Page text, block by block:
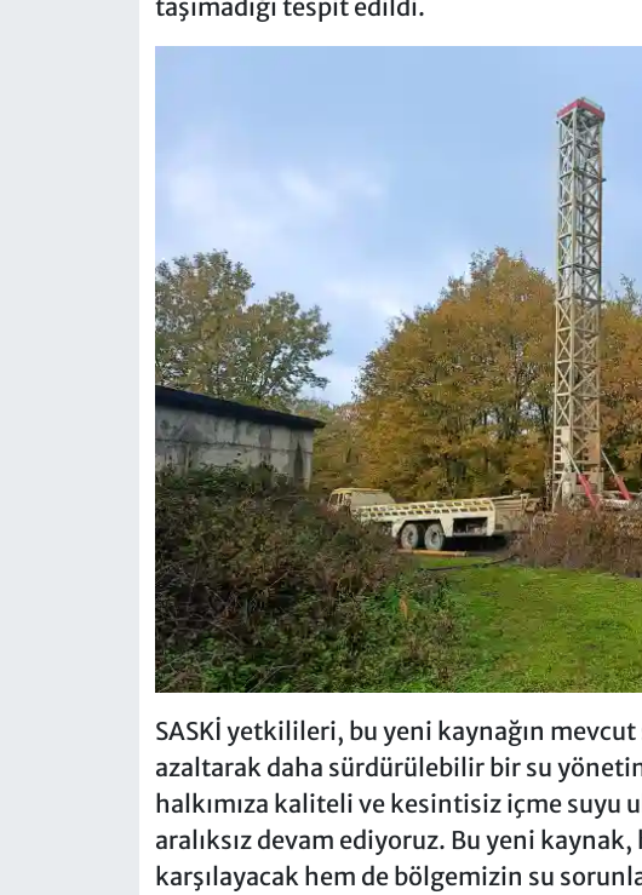
taşımadığı tespit edildi.
SASKİ yetkilileri, bu yeni kaynağın
azaltarak daha sürdürülebilir bir su
halkımıza kaliteli ve kesintisiz içme suyu
aralıksız devam ediyoruz. Bu yeni
karşılayacak hem de bölgemizin su